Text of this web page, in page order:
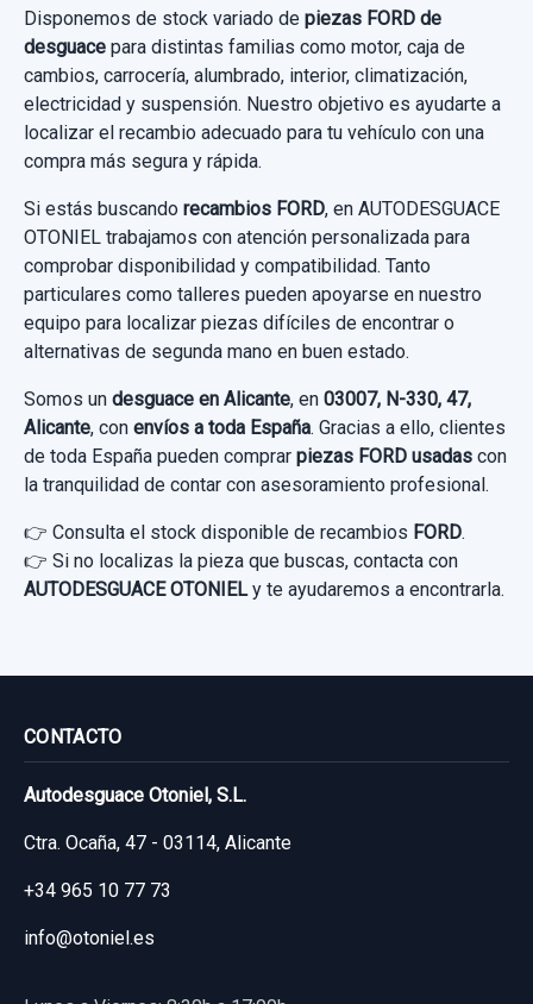
Consultar por whatsapp
60,00 €
Sin IVA, gastos de envío no incluidos.
Consultar por whatsapp
FORD FIESTA (CCN) CHAMPIONS EDITION
Garantía 1 año
Ref:662873
60,00 €
Sin IVA, gastos de envío no incluidos.
AMORTIGUADOR DELANTERO IZQUIERDO
usado.
FORD FIESTA (CCN) CHAMPIONS EDITION
Ref:662493
40,00 €
Sin IVA, gastos de envío no incluidos.
usado.
Disponemos de stock variado de piezas FORD de
desguace para distintas familias como motor, caja de
cambios, carrocería, alumbrado, interior, climatización,
electricidad y suspensión. Nuestro objetivo es ayudarte a
localizar el recambio adecuado para tu vehículo con una
compra más segura y rápida.
Si estás buscando recambios FORD, en AUTODESGUACE
OTONIEL trabajamos con atención personalizada para
comprobar disponibilidad y compatibilidad. Tanto
particulares como talleres pueden apoyarse en nuestro
equipo para localizar piezas difíciles de encontrar o
alternativas de segunda mano en buen estado.
Somos un desguace en Alicante, en 03007, N-330, 47,
Alicante, con envíos a toda España. Gracias a ello, clientes
de toda España pueden comprar piezas FORD usadas con
la tranquilidad de contar con asesoramiento profesional.
👉 Consulta el stock disponible de recambios FORD.
👉 Si no localizas la pieza que buscas, contacta con
AUTODESGUACE OTONIELy te ayudaremos a encontrarla.
CONTACTO
Autodesguace Otoniel, S.L.
Ctra. Ocaña, 47 - 03114, Alicante
+34 965 10 77 73
info@otoniel.es